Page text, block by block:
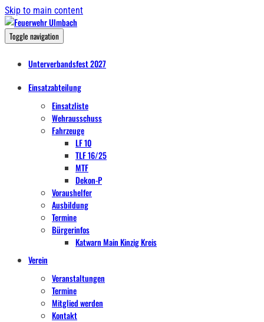
Skip to main content
Toggle navigation
Unterverbandsfest 2027
Einsatzabteilung
Einsatzliste
Wehrausschuss
Fahrzeuge
LF 10
TLF 16/25
MTF
Dekon-P
Voraushelfer
Ausbildung
Termine
Bürgerinfos
Katwarn Main Kinzig Kreis
Verein
Veranstaltungen
Termine
Mitglied werden
Kontakt